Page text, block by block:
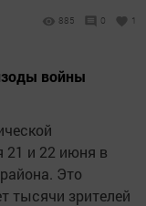
885 0 1
войны
21 и 22 июня в
Это
тысячи зрителей